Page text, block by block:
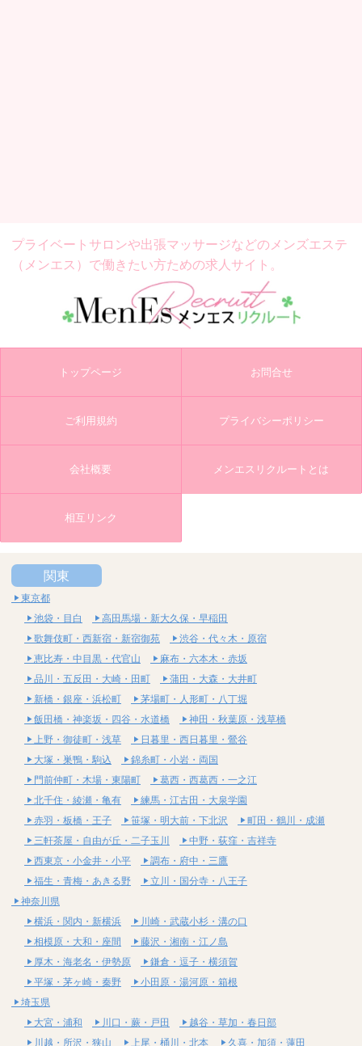
プライベートサロンや出張マッサージなどの メンズエステ
（メンエス）で働きたい方ための求人サイト。
トップページ お問合せ
ご利用規約 プライバシーポリシー
会社概要 メンエスリクルートとは
相互リンク
関東
東京都
池袋・目白
高田馬場・新大久保・早稲田
歌舞伎町・西新宿・新宿御苑
渋谷・代々木・原宿
恵比寿・中目黒・代官山
麻布・六本木・赤坂
品川・五反田・大崎・田町
蒲田・大森・大井町
新橋・銀座・浜松町
茅場町・人形町・八丁堀
飯田橋・神楽坂・四谷・水道橋
神田・秋葉原・浅草橋
上野・御徒町・浅草
日暮里・西日暮里・鶯谷
大塚・巣鴨・駒込
錦糸町・小岩・両国
門前仲町・木場・東陽町
葛西・西葛西・一之江
北千住・綾瀬・亀有
練馬・江古田・大泉学園
赤羽・板橋・王子
笹塚・明大前・下北沢
町田・鶴川・成瀬
三軒茶屋・自由が丘・二子玉川
中野・荻窪・吉祥寺
西東京・小金井・小平
調布・府中・三鷹
福生・青梅・あきる野
立川・国分寺・八王子
神奈川県
横浜・関内・新横浜
川崎・武蔵小杉・溝の口
相模原・大和・座間
藤沢・湘南・江ノ島
厚木・海老名・伊勢原
鎌倉・逗子・横須賀
平塚・茅ヶ崎・秦野
小田原・湯河原・箱根
埼玉県
大宮・浦和
川口・蕨・戸田
越谷・草加・春日部
川越・所沢・狭山
上尾・桶川・北本 久喜・加須・蓮田